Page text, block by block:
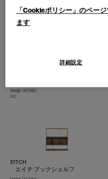
Design : IXC R&D
IXC
EITCH
エイチ ブックシェルフ
「Cookieポリシー」のペー
ます
詳細設定